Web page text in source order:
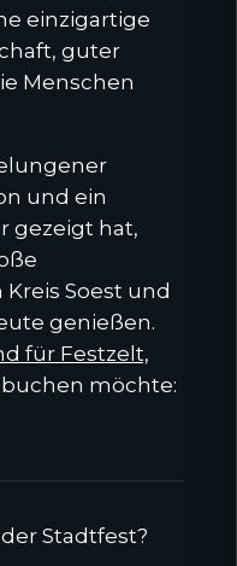
einzigartige
guter
Menschen
und ein
gezeigt hat,
Soest und
genießen.
für Festzelt,
buchen möchte:
Stadtfest?